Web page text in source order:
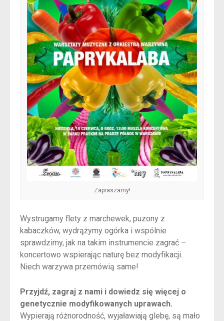
Zapraszamy!
Wystrugamy flety z marchewek, puzony z
kabaczków, wydrążymy ogórka i wspólnie
sprawdzimy, jak na takim instrumencie zagrać –
koncertowo wspierając naturę bez modyfikacji.
Niech warzywa przemówią same!
Przyjdź, zagraj z nami i dowiedz się więcej o
genetycznie modyfikowanych uprawach.
Wypierają różnorodność, wyjaławiają glebę, są mało